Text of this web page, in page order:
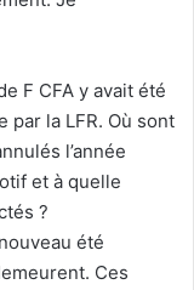
F CFA y avait été
par la LFR. Où sont
l’année
et à quelle
?
été
Ces